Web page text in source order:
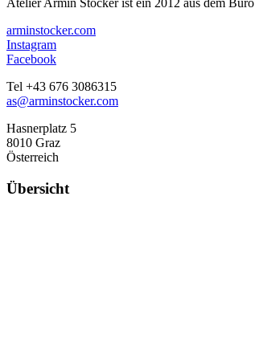
Atelier Armin Stocker ist ein 2012 aus dem Büro
arminstocker.com
Instagram
Facebook
Tel +43 676 3086315
as@arminstocker.com
Hasnerplatz 5
8010 Graz
Österreich
Übersicht